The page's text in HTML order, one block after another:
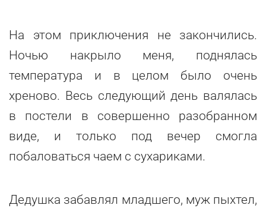
На этом приключения не закончились.
Ночью накрыло меня, поднялась
температура и в целом было очень
хреново. Весь следующий день валялась
в постели в совершенно разобранном
виде, и только под вечер смогла
побаловаться чаем с сухариками.
Дедушка забавлял младшего, муж пыхтел,